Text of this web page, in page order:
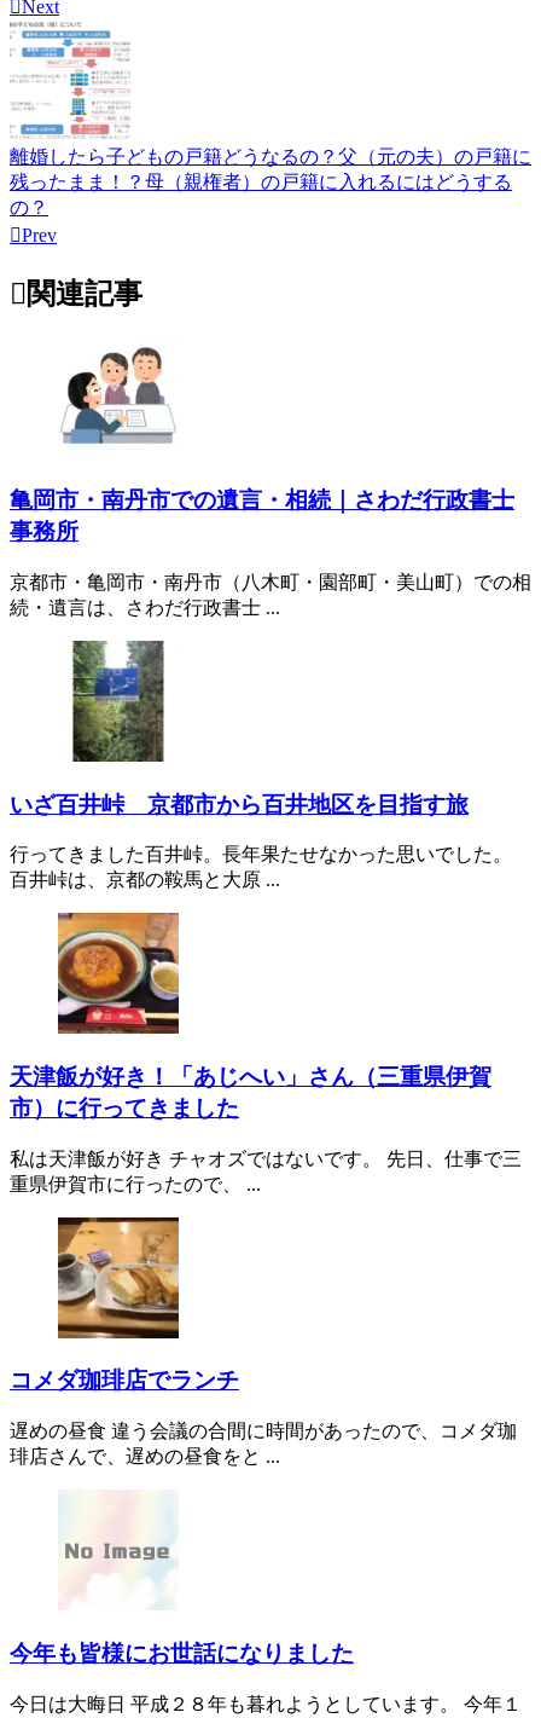
Next
離婚したら子どもの戸籍どうなるの？父（元の夫）の戸籍に
残ったまま！？母（親権者）の戸籍に入れるにはどうする
の？
Prev
関連記事
亀岡市・南丹市での遺言・相続｜さわだ行政書士
事務所
京都市・亀岡市・南丹市（八木町・園部町・美山町）での相
続・遺言は、さわだ行政書士 ...
いざ百井峠 京都市から百井地区を目指す旅
行ってきました百井峠。長年果たせなかった思いでした。
百井峠は、京都の鞍馬と大原 ...
天津飯が好き！「あじへい」さん（三重県伊賀
市）に行ってきました
私は天津飯が好き チャオズではないです。 先日、仕事で三
重県伊賀市に行ったので、 ...
コメダ珈琲店でランチ
遅めの昼食 違う会議の合間に時間があったので、コメダ珈
琲店さんで、遅めの昼食をと ...
今年も皆様にお世話になりました
今日は大晦日 平成２８年も暮れようとしています。 今年１